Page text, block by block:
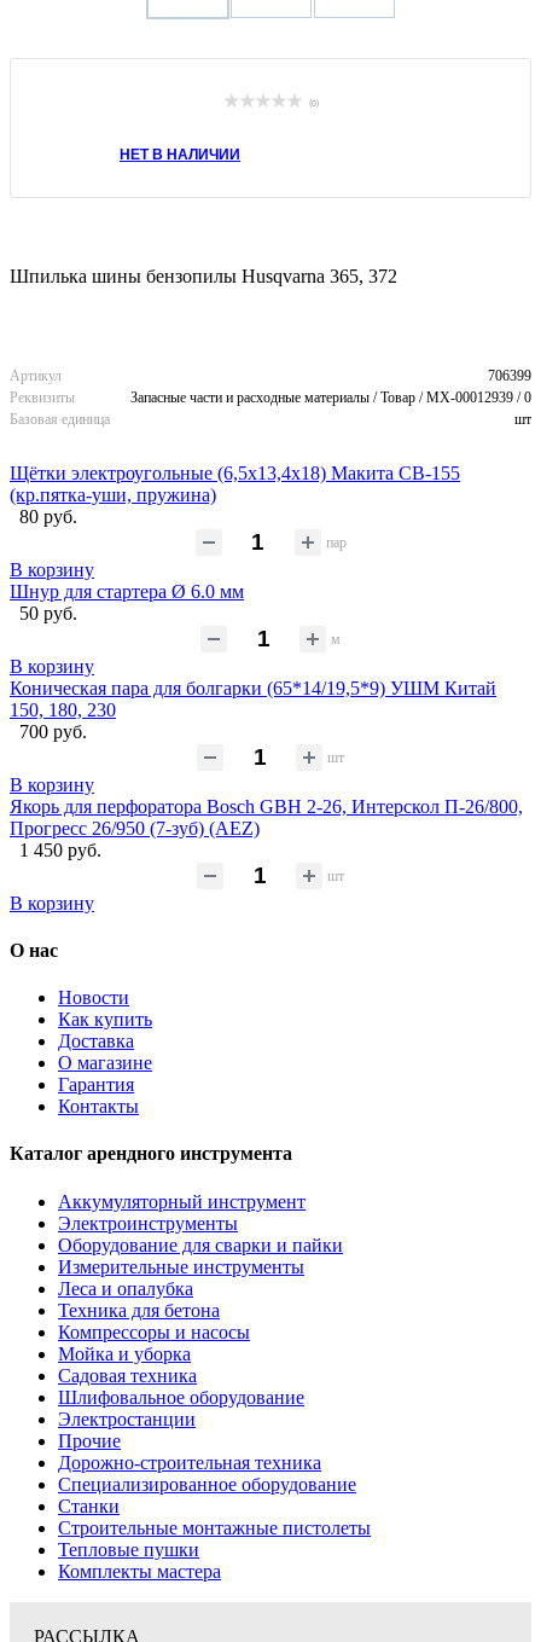
(0)
НЕТ В НАЛИЧИИ
Шпилька шины бензопилы Husqvarna 365, 372
Артикул
706399
Реквизиты
Запасные части и расходные материалы / Товар / MX-00012939 / 0
Базовая единица
шт
Щётки электроугольные (6,5х13,4х18) Макита CB-155
(кр.пятка-уши, пружина)
80 руб.
пар
В корзину
Шнур для стартера Ø 6.0 мм
50 руб.
м
В корзину
Коническая пара для болгарки (65*14/19,5*9) УШМ Китай
150, 180, 230
700 руб.
шт
В корзину
Якорь для перфоратора Bosch GBH 2-26, Интерскол П-26/800,
Прогресс 26/950 (7-зуб) (AEZ)
1 450 руб.
шт
В корзину
О нас
Новости
Как купить
Доставка
О магазине
Гарантия
Контакты
Каталог арендного инструмента
Аккумуляторный инструмент
Электроинструменты
Оборудование для сварки и пайки
Измерительные инструменты
Леса и опалубка
Техника для бетона
Компрессоры и насосы
Мойка и уборка
Садовая техника
Шлифовальное оборудование
Электростанции
Прочие
Дорожно-строительная техника
Специализированное оборудование
Станки
Строительные монтажные пистолеты
Тепловые пушки
Комплекты мастера
РАССЫЛКА